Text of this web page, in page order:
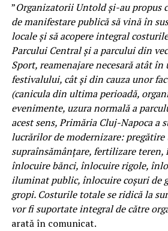
”Organizatorii Untold şi-au propus
de manifestare publică să vină în
locale şi să acopere integral
Parcului Central şi a parcului din
Sport, reamenajare necesară atât
festivalului, cât şi din cauza unor
(canicula din ultima perioadă,
evenimente, uzura normală a
acest sens, Primăria Cluj-Napoca a
lucrărilor de modernizare: pregătire
supraînsămânţare, fertilizare teren,
înlocuire bănci, înlocuire rigole,
iluminat public, înlocuire coşuri de
gropi. Costurile totale se ridică la
vor fi suportate integral de către
arată în comunicat.